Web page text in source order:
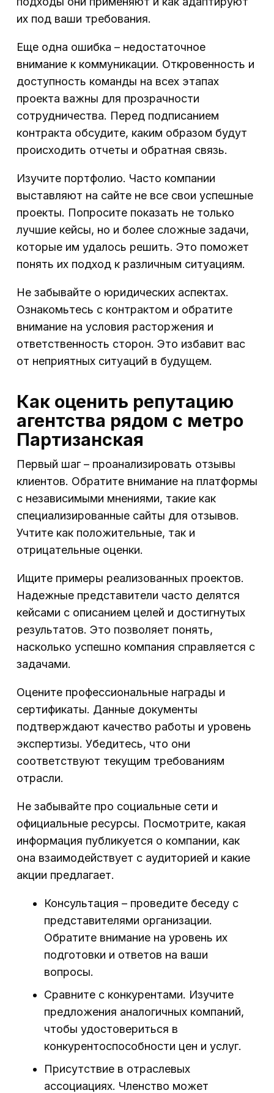
их под ваши требования.
Еще одна ошибка – недостаточное
внимание к коммуникации. Откровенность и
доступность команды на всех этапах
проекта важны для прозрачности
сотрудничества. Перед подписанием
контракта обсудите, каким образом будут
происходить отчеты и обратная связь.
Изучите портфолио. Часто компании
выставляют на сайте не все свои успешные
проекты. Попросите показать не только
лучшие кейсы, но и более сложные задачи,
которые им удалось решить. Это поможет
понять их подход к различным ситуациям.
Не забывайте о юридических аспектах.
Ознакомьтесь с контрактом и обратите
внимание на условия расторжения и
ответственность сторон. Это избавит вас
от неприятных ситуаций в будущем.
Как оценить репутацию
агентства рядом с метро
Партизанская
Первый шаг – проанализировать отзывы
клиентов. Обратите внимание на платформы
с независимыми мнениями, такие как
специализированные сайты для отзывов.
Учтите как положительные, так и
отрицательные оценки.
Ищите примеры реализованных проектов.
Надежные представители часто делятся
кейсами с описанием целей и достигнутых
результатов. Это позволяет понять,
насколько успешно компания справляется с
задачами.
Оцените профессиональные награды и
сертификаты. Данные документы
подтверждают качество работы и уровень
экспертизы. Убедитесь, что они
соответствуют текущим требованиям
отрасли.
Не забывайте про социальные сети и
официальные ресурсы. Посмотрите, какая
информация публикуется о компании, как
она взаимодействует с аудиторией и какие
акции предлагает.
Консультация – проведите беседу с
представителями организации.
Обратите внимание на уровень их
подготовки и ответов на ваши
вопросы.
Сравните с конкурентами. Изучите
предложения аналогичных компаний,
чтобы удостовериться в
конкурентоспособности цен и услуг.
Присутствие в отраслевых
ассоциациях. Членство может